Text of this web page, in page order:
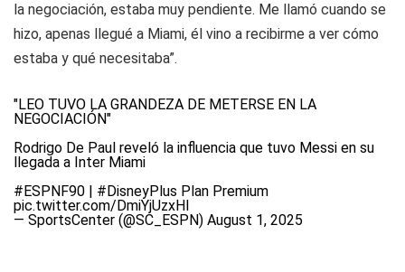
la negociación, estaba muy pendiente. Me llamó cuando se
hizo, apenas llegué a Miami, él vino a recibirme a ver cómo
estaba y qué necesitaba”.
"LEO TUVO LA GRANDEZA DE METERSE EN LA
NEGOCIACIÓN"
Rodrigo De Paul reveló la influencia que tuvo Messi en su
llegada a Inter Miami
#ESPNF90 | #DisneyPlus Plan Premium
pic.twitter.com/DmiYjUzxHl
— SportsCenter (@SC_ESPN) August 1, 2025